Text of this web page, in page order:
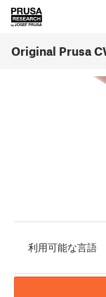
利用可能な言語